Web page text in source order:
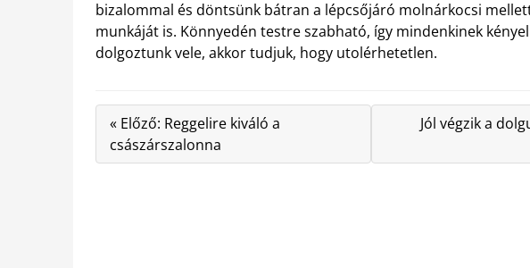
bizalommal és döntsünk bátran a lépcsőjáró molnárkocsi
munkáját is. Könnyedén testre szabható, így mindenkinek
dolgoztunk vele, akkor tudjuk, hogy utolérhetetlen.
« Előző: Reggelire kiváló a
császárszalonna
Jól végzik a